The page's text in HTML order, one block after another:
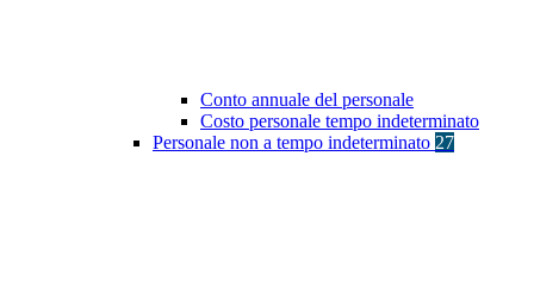
Conto annuale del personale
Costo personale tempo indeterminato
Personale non a tempo indeterminato 27